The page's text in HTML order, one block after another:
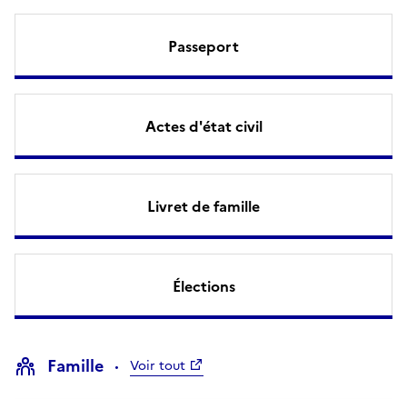
Passeport
Actes d'état civil
Livret de famille
Élections
Famille Voir tout